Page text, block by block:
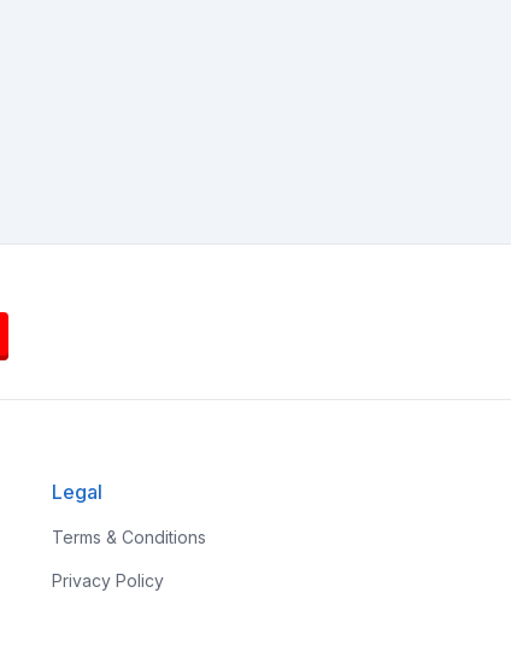
Legal
Terms & Conditions
Privacy Policy